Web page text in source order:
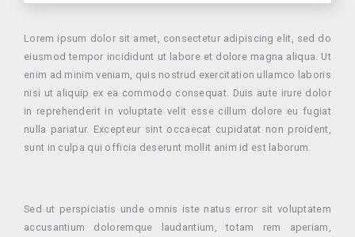
Lorem ipsum dolor sit amet, consectetur adipiscing elit, sed do
eiusmod tempor incididunt ut labore et dolore magna aliqua. Ut
enim ad minim veniam, quis nostrud exercitation ullamco laboris
nisi ut aliquip ex ea commodo consequat. Duis aute irure dolor
in reprehenderit in voluptate velit esse cillum dolore eu fugiat
nulla pariatur. Excepteur sint occaecat cupidatat non proident,
sunt in culpa qui officia deserunt mollit anim id est laborum.
Sed ut perspiciatis unde omnis iste natus error sit voluptatem
accusantium doloremque laudantium, totam rem aperiam,